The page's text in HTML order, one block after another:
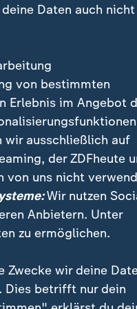
Stern zu
langjähriger
Daten auch nicht
von bestimmten
Erlebnis im Angebot
wir ausschließlich auf
der ZDFheute
von uns nicht
Wir nutzen
Anbietern. Unter
zu ermöglichen.
Zwecke wir deine
Dies betrifft nur dein